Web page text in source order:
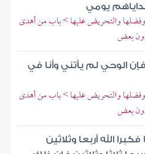
يومي
والتحريض عليها > باب من أهدى
بعض
الوحي لم يأتني وأنا في
والتحريض عليها > باب من أهدى
بعض
الله أربعا وثلاثين